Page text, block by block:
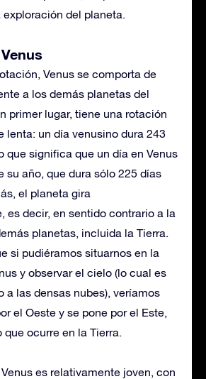
del planeta.
Venus se comporta de
a los demás planetas del
primer lugar, tiene una rotación
lenta: un día venusino dura 243
que significa que un día en Venus
su año, que dura sólo 225 días
el planeta gira
es decir, en sentido contrario a la
planetas, incluida la Tierra.
si pudiéramos situarnos en la
y observar el cielo (lo cual es
a las densas nubes), veríamos
el Oeste y se pone por el Este,
que ocurre en la Tierra.
es relativamente joven, con